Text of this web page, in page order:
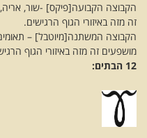
הקבוצה הקבועה[פיקס] -שור,
זה מזה באיזורי הגוף הרגישים.
הקבוצה המשתנה[מיוטבל] –
מושפעים זה מזה באיזורי הגוף
12 הבתים: